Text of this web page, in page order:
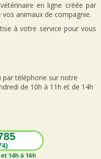
en ligne créée par
animaux de compagnie.
à votre service pour vous
téléphone sur notre
de 10h à 11h et de 14h